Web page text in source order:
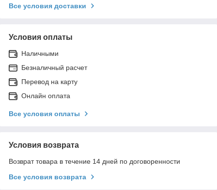
Все условия доставки
Условия оплаты
Наличными
Безналичный расчет
Перевод на карту
Онлайн оплата
Все условия оплаты
Условия возврата
Возврат товара в течение 14 дней по договоренности
Все условия возврата